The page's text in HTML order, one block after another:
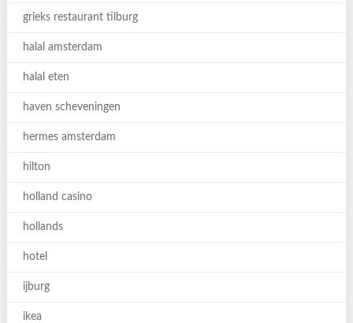
grieks restaurant tilburg
halal amsterdam
halal eten
haven scheveningen
hermes amsterdam
hilton
holland casino
hollands
hotel
ijburg
ikea